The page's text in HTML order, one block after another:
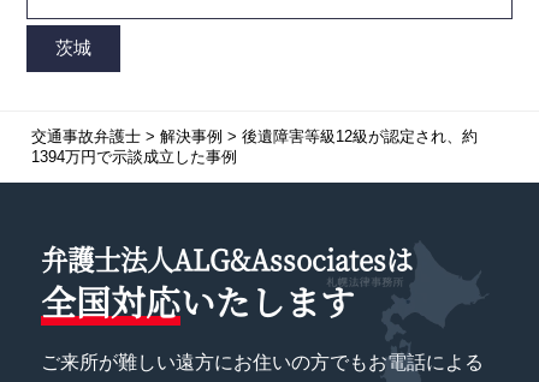
交通事故弁護士> 解決事例 > 後遺障害等級12級が認定され、約
1394万円で示談成立した事例
弁護士法人ALG&Associatesは
全国対応いたします
ご来所が難しい遠方にお住いの方でもお電話による